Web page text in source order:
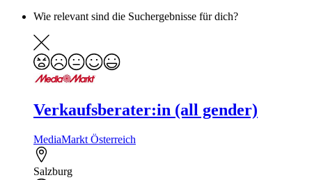
Wie relevant sind die Suchergebnisse für dich?
Verkaufsberater:in (all gender)
MediaMarkt Österreich
Salzburg